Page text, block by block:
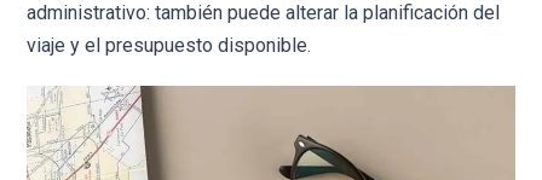
administrativo: también puede alterar la planificación del
viaje y el presupuesto disponible.